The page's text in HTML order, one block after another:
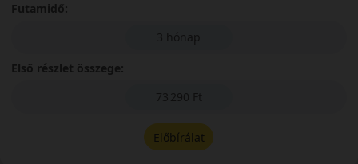
Futamidő:
3 hónap
Első részlet összege:
73 290 Ft
Előbírálat